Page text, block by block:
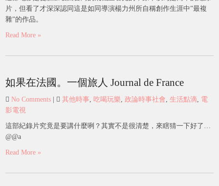
片，但看了才深深認同這是如同導演楊力州所自稱創作生涯中”最複
雜”的作品。
Read More »
如果在法國。一個旅人 Journal de France
No Comments 其他時事,吃喝玩樂,政論時事社會,生活點滴, 電
影電視
這部紀錄片究竟是要講什麼咧？其實不是很清楚，來瞎猜一下好了…
@@a
Read More »